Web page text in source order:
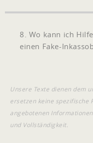
8. Wo kann ich
einen Fake-
Unsere Texte dienen dem
ersetzen keine spezifische
angebotenen
und Vollständigkeit.